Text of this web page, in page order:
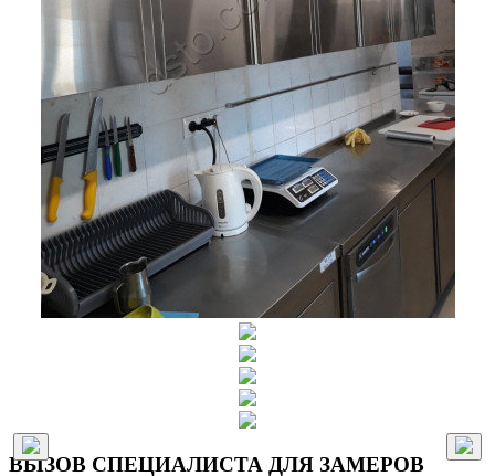
ВЫЗОВ СПЕЦИАЛИСТА ДЛЯ ЗАМЕРОВ